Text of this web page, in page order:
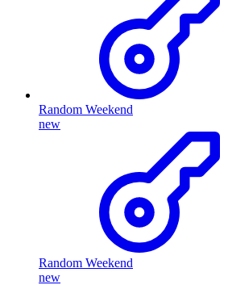
Random Weekend
new
Random Weekend
new